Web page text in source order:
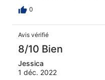
0
Avis vérifié
8/10 Bien
Jessica
1 déc. 2022